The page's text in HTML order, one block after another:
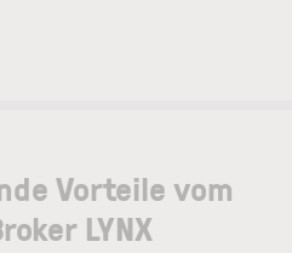
Vorteile vom
LYNX